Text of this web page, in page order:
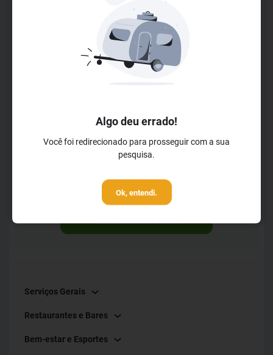
Algo deu errado!
Você foi redirecionado para prosseguir com a sua
pesquisa.
Ok, entendi.
LER MAIS
Horários de Check-in
Check-in a partir das 14h00m
Aberto das 0h00m
Horários do Café da Manhã
RESERVAR AGORA
Serviços Gerais
Restaurantes e Bares
Bem-estar e Esportes